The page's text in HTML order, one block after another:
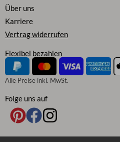
Über uns
Karriere
Vertrag widerrufen
Flexibel bezahlen
Alle Preise inkl. MwSt.
Folge uns auf